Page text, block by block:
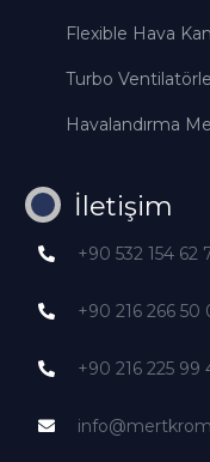
Flexible Hava
Turbo
Havalandırma
İletişim
+90 532 154 62
+90 216 266 50
+90 216 225 99